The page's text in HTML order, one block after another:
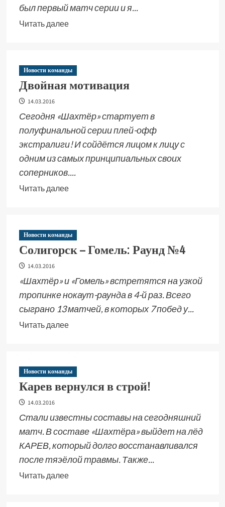
был первый матч серии и я...
Читать далее
Новости команды
Двойная мотивация
14.03.2016
Сегодня «Шахтёр» стартует в
полуфинальной серии плей-офф
экстралиги! И сойдётся лицом к лицу с
одним из самых принципиальных своих
соперников....
Читать далее
Новости команды
Солигорск – Гомель: Раунд №4
14.03.2016
«Шахтёр» и «Гомель» встретятся на узкой
тропинке нокаут-раунда в 4-й раз. Всего
сыграно 13 матчей, в которых 7 побед у...
Читать далее
Новости команды
Карев вернулся в строй!
14.03.2016
Стали известны составы на сегодняшний
матч. В составе «Шахтёра» выйдет на лёд
КАРЕВ, который долго восстанавливался
после тяэёлой травмы. Также...
Читать далее